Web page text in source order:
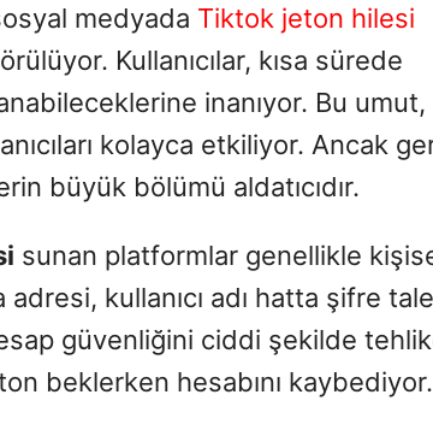
medyada Tiktok jeton hilesi
Kullanıcılar, kısa sürede
inanıyor. Bu umut,
kolayca etkiliyor. Ancak
büyük bölümü aldatıcıdır.
sunan platformlar genellikle
kullanıcı adı hatta şifre
güvenliğini ciddi şekilde
beklerken hesabını kaybediyor.